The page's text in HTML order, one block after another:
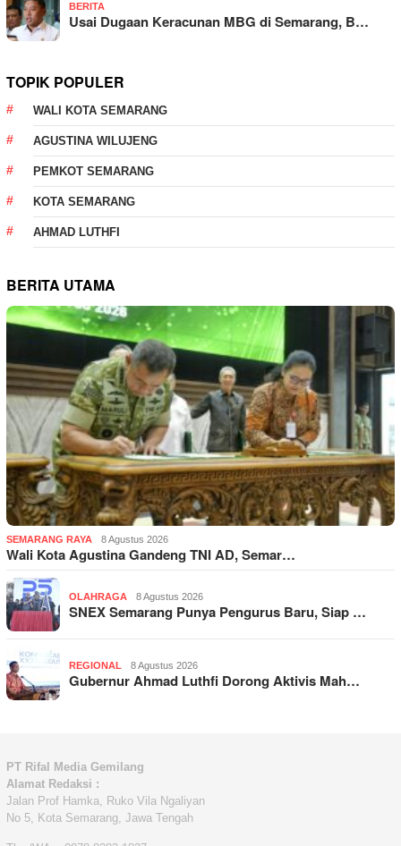
BERITA
Usai Dugaan Keracunan MBG di Semarang, B…
TOPIK POPULER
WALI KOTA SEMARANG
AGUSTINA WILUJENG
PEMKOT SEMARANG
KOTA SEMARANG
AHMAD LUTHFI
BERITA UTAMA
SEMARANG RAYA 8 Agustus 2026
Wali Kota Agustina Gandeng TNI AD, Semar…
OLAHRAGA 8 Agustus 2026
SNEX Semarang Punya Pengurus Baru, Siap …
REGIONAL 8 Agustus 2026
Gubernur Ahmad Luthfi Dorong Aktivis Mah…
PT Rifal Media Gemilang
Alamat Redaksi :
Jalan Prof Hamka, Ruko Vila Ngaliyan
No 5, Kota Semarang, Jawa Tengah